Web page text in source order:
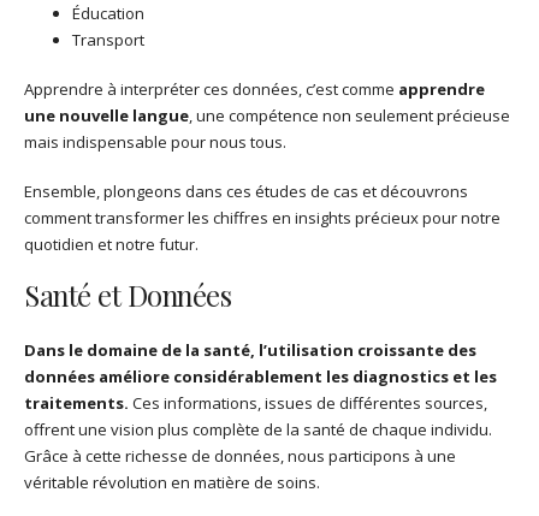
Éducation
Transport
Apprendre à interpréter ces données, c’est comme apprendre
une nouvelle langue, une compétence non seulement précieuse
mais indispensable pour nous tous.
Ensemble, plongeons dans ces études de cas et découvrons
comment transformer les chiffres en insights précieux pour notre
quotidien et notre futur.
Santé et Données
Dans le domaine de la santé, l’utilisation croissante des
données améliore considérablement les diagnostics et les
traitements. Ces informations, issues de différentes sources,
offrent une vision plus complète de la santé de chaque individu.
Grâce à cette richesse de données, nous participons à une
véritable révolution en matière de soins.